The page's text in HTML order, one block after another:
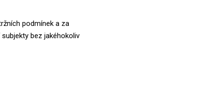
podmínek a za
bez jakéhokoliv